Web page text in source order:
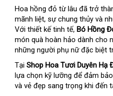
Hoa hồng đỏ từ lâu đã trở
mãnh liệt, sự chung thủy và
Với thiết kế tinh tế, Bó Hồng
món quà hoàn hảo dành cho
những người phụ nữ đặc biệt
Tại Shop Hoa Tươi Duyên Hạ
lựa chọn kỹ lưỡng để đảm
và vẻ đẹp sang trọng khi đến